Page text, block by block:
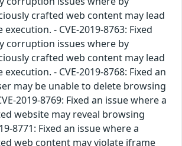
crafted web content may lead
- CVE-2019-8763: Fixed
corruption issues where by
crafted web content may lead
- CVE-2019-8768: Fixed an
may be unable to delete browsing
2019-8769: Fixed an issue where a
website may reveal browsing
8771: Fixed an issue where a
web content may violate iframe